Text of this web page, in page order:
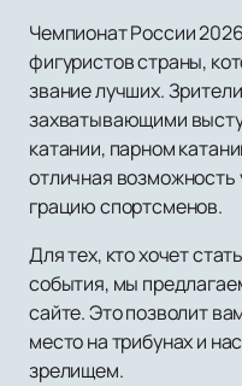
Чемпионат России
фигуристов страны,
звание лучших.
захватывающими
катании, парном
отличная
грацию спортсменов.
Для тех, кто хочет
события, мы
сайте. Это позволит
место на трибунах и
зрелищем.